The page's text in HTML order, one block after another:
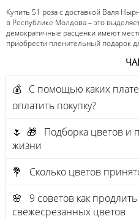
Купить 51 роза с доставкой Валя
в Республике Молдова – это
демократичные расценки имеют
приобрести пленительный подарок
💰 С помощью каких
оплатить покупку?
🌷 🎁 Подборка цветов и
жизни
💐 Сколько цветов
🌸 9 советов как
свежесрезанных цветов